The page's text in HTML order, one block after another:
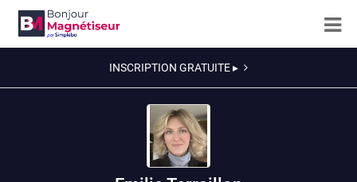
INSCRIPTION GRATUITE ▸